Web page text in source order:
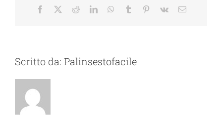
Facebook RedditLinkedInWhatsApp
Tumblr Pinterest
Vk Email
Scritto da: Palinsestofacile